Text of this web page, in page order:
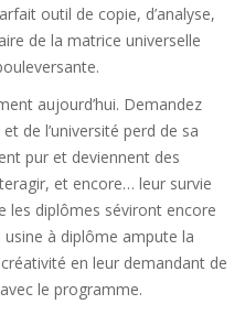
outil de copie, d’analyse,
de la matrice universelle
aujourd’hui. Demandez
de l’université perd de sa
pur et deviennent des
et encore… leur survie
les diplômes séviront encore
à diplôme ampute la
en leur demandant de
le programme.